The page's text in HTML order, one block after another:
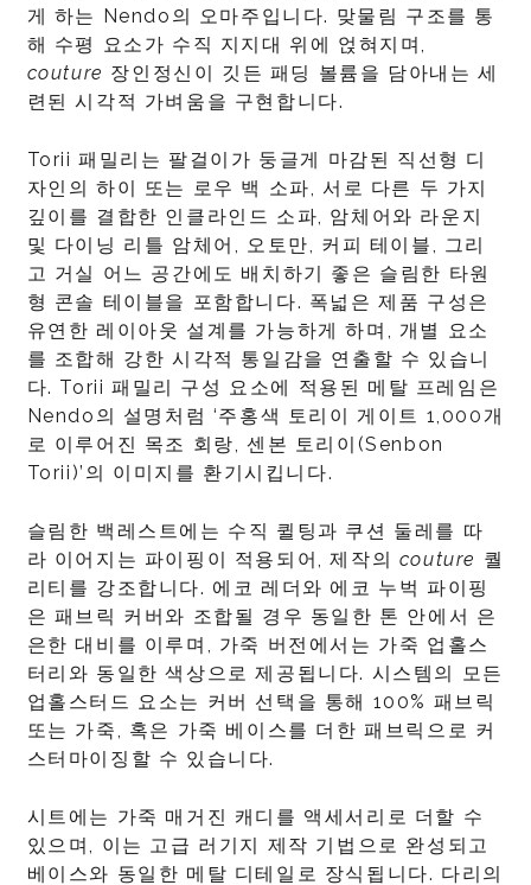
게 하는 Nendo의 오마주입니다. 맞물림 구조를 통
해 수평 요소가 수직 지지대 위에 얹혀지며,
couture 장인정신이 깃든 패딩 볼륨을 담아내는 세
련된 시각적 가벼움을 구현합니다.
Torii 패밀리는 팔걸이가 둥글게 마감된 직선형 디
자인의 하이 또는 로우 백 소파, 서로 다른 두 가지
깊이를 결합한 인클라인드 소파, 암체어와 라운지
및 다이닝 리틀 암체어, 오토만, 커피 테이블, 그리
고 거실 어느 공간에도 배치하기 좋은 슬림한 타원
형 콘솔 테이블을 포함합니다. 폭넓은 제품 구성은
유연한 레이아웃 설계를 가능하게 하며, 개별 요소
를 조합해 강한 시각적 통일감을 연출할 수 있습니
다. Torii 패밀리 구성 요소에 적용된 메탈 프레임은
Nendo의 설명처럼 ‘주홍색 토리이 게이트 1,000개
로 이루어진 목조 회랑, 센본 토리이(Senbon
Torii)’의 이미지를 환기시킵니다.
슬림한 백레스트에는 수직 퀼팅과 쿠션 둘레를 따
라 이어지는 파이핑이 적용되어, 제작의 couture 퀄
리티를 강조합니다. 에코 레더와 에코 누벅 파이핑
은 패브릭 커버와 조합될 경우 동일한 톤 안에서 은
은한 대비를 이루며, 가죽 버전에서는 가죽 업홀스
터리와 동일한 색상으로 제공됩니다. 시스템의 모든
업홀스터드 요소는 커버 선택을 통해 100% 패브릭
또는 가죽, 혹은 가죽 베이스를 더한 패브릭으로 커
스터마이징할 수 있습니다.
시트에는 가죽 매거진 캐디를 액세서리로 더할 수
있으며, 이는 고급 러기지 제작 기법으로 완성되고
베이스와 동일한 메탈 디테일로 장식됩니다. 다리의